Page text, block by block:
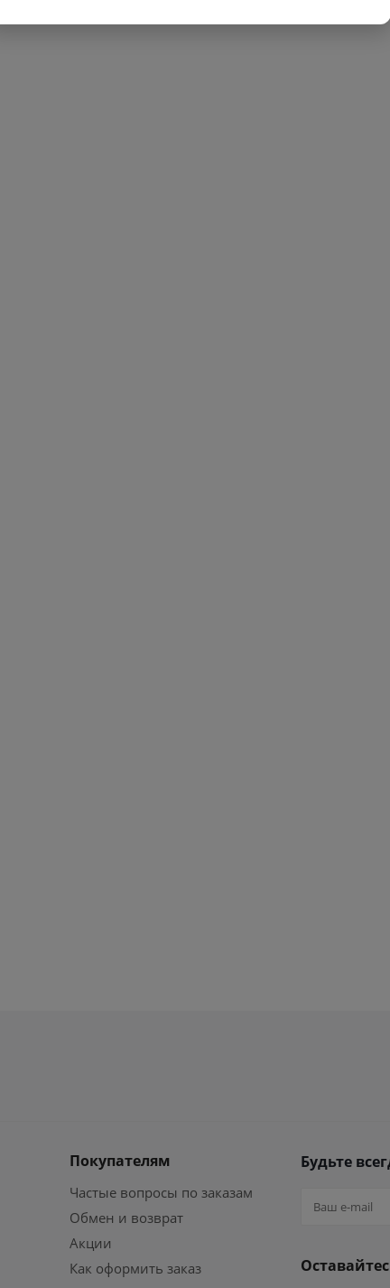
Покупателям
Частые вопросы по заказам
Обмен и возврат
Акции
Как оформить заказ
Будьте